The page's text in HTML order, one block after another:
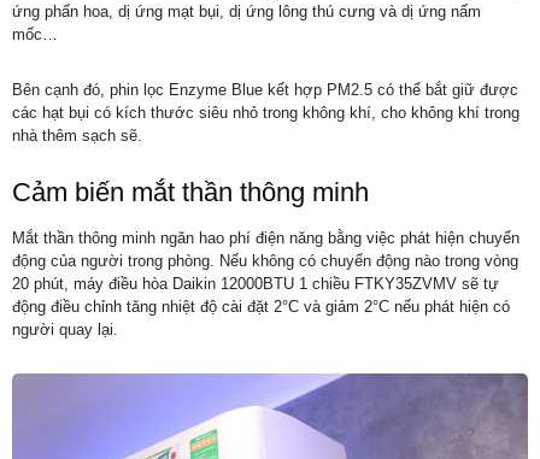
ứng phấn hoa, dị ứng mạt bụi, dị ứng lông thú cưng và dị ứng nấm
mốc…
Bên cạnh đó, phin lọc Enzyme Blue kết hợp PM2.5 có thể bắt giữ được
các hạt bụi có kích thước siêu nhỏ trong không khí, cho không khí trong
nhà thêm sạch sẽ.
Cảm biến mắt thần thông minh
Mắt thần thông minh ngăn hao phí điện năng bằng việc phát hiện chuyển
động của người trong phòng. Nếu không có chuyển động nào trong vòng
20 phút, máy điều hòa Daikin 12000BTU 1 chiều FTKY35ZVMV sẽ tự
động điều chỉnh tăng nhiệt độ cài đặt 2°C và giảm 2°C nếu phát hiện có
người quay lại.